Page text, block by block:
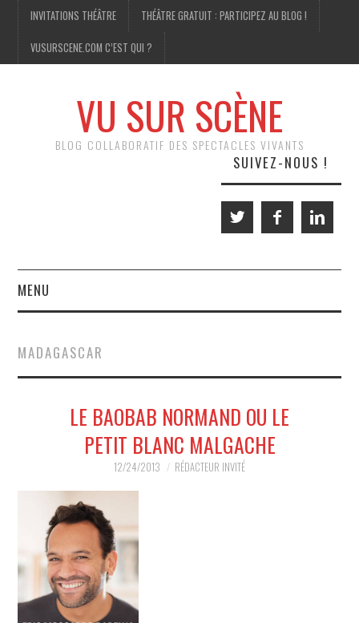
INVITATIONS THÉÂTRE THÉÂTRE GRATUIT : PARTICIPEZ AU BLOG !
VUSURSCENE.COM C’EST QUI ?
VU SUR SCÈNE
BLOG COLLABORATIF DES SPECTACLES VIVANTS
SUIVEZ-NOUS !
MENU
MUSIQUE
HUMOUR
SPECTACLE
HORS SCÈNE
PROPOSER UN SPECTACLE
MADAGASCAR
LE BAOBAB NORMAND OU LE
PETIT BLANC MALGACHE
12/24/2013 RÉDACTEUR INVITÉ